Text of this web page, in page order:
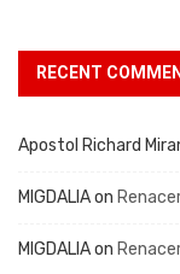
RECENT
Apostol Richard
MIGDALIAon
MIGDALIAon